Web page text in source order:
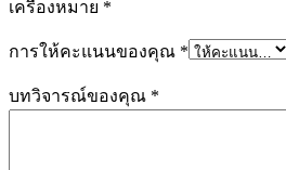
เครื่องหมาย *
การให้คะแนนของคุณ *
บทวิจารณ์ของคุณ *